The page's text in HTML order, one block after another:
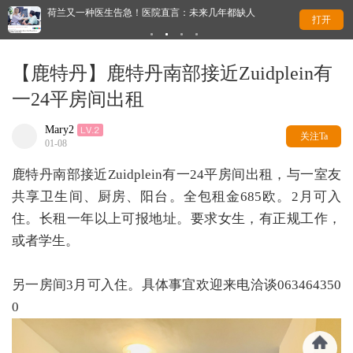
荷兰又一种医生告急！医院直言：未来几年都缺人 荷
打开
【鹿特丹】鹿特丹南部接近Zuidplein有
一24平房间出租
Mary2
01-08
关注Ta
鹿特丹南部接近Zuidplein有一24平房间出租，与一室友
共享卫生间、厨房、阳台。全包租金685欧。2月可入
住。长租一年以上可报地址。要求女生，有正规工作，
或者学生。
另一房间3月可入住。具体事宜欢迎来电洽谈063464350
0